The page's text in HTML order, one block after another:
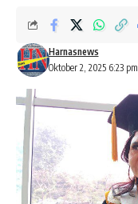
Oktober 2, 2025 6:23 pm
Harnasnews